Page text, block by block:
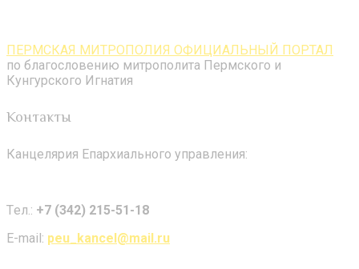
ПЕРМСКАЯ МИТРОПОЛИЯ ОФИЦИАЛЬНЫЙ ПОРТАЛ
по благословению митрополита Пермского и
Кунгурского Игнатия
Контакты
Канцелярия Епархиального управления:
Tел.: +7 (342) 215-51-18
E-mail: peu_kancel@mail.ru